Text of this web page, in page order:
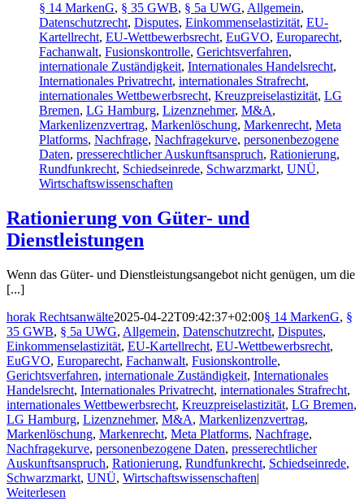
§ 14 MarkenG, § 35 GWB, § 5a UWG, Allgemein,
Datenschutzrecht, Disputes, Einkommenselastizität, EU-
Kartellrecht, EU-Wettbewerbsrecht, EuGVO, Europarecht,
Fachanwalt, Fusionskontrolle, Gerichtsverfahren,
internationale Zuständigkeit, Internationales Handelsrecht,
Internationales Privatrecht, internationales Strafrecht,
internationales Wettbewerbsrecht, Kreuzpreiselastizität, LG
Bremen, LG Hamburg, Lizenznehmer, M&A,
Markenlizenzvertrag, Markenlöschung, Markenrecht, Meta
Platforms, Nachfrage, Nachfragekurve, personenbezogene
Daten, presserechtlicher Auskunftsanspruch, Rationierung,
Rundfunkrecht, Schiedseinrede, Schwarzmarkt, UNÜ,
Wirtschaftswissenschaften
Rationierung von Güter- und
Dienstleistungen
Wenn das Güter- und Dienstleistungsangebot nicht genügen, um die
[...]
horak Rechtsanwälte2025-04-22T09:42:37+02:00§ 14 MarkenG, §
35 GWB, § 5a UWG, Allgemein, Datenschutzrecht, Disputes,
Einkommenselastizität, EU-Kartellrecht, EU-Wettbewerbsrecht,
EuGVO, Europarecht, Fachanwalt, Fusionskontrolle,
Gerichtsverfahren, internationale Zuständigkeit, Internationales
Handelsrecht, Internationales Privatrecht, internationales Strafrecht,
internationales Wettbewerbsrecht, Kreuzpreiselastizität, LG Bremen,
LG Hamburg, Lizenznehmer, M&A, Markenlizenzvertrag,
Markenlöschung, Markenrecht, Meta Platforms, Nachfrage,
Nachfragekurve, personenbezogene Daten, presserechtlicher
Auskunftsanspruch, Rationierung, Rundfunkrecht, Schiedseinrede,
Schwarzmarkt, UNÜ, Wirtschaftswissenschaften|
Weiterlesen